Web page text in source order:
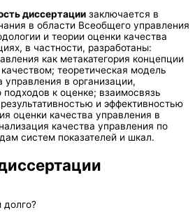
диссертации заключается в
в области Всеобщего управления
и теории оценки качества
в частности, разработаны:
как метакатегория концепции
теоретическая модель
в организации,
к оценке; взаимосвязь
и эффективностью
оценки качества управления в
качества управления по
систем показателей и шкал.